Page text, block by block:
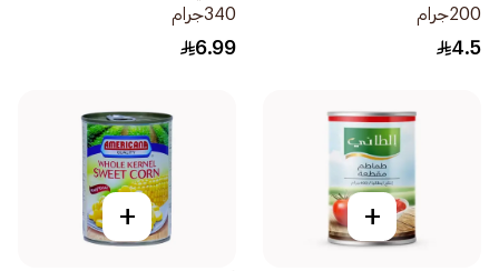
200جرام
4.5
340جرام
6.99
+
+